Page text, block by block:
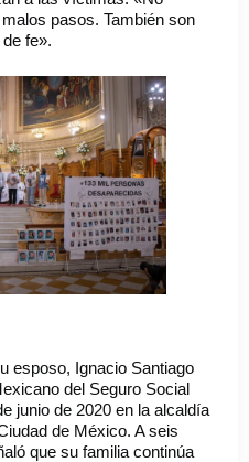
pasos. También son
fe».
esposo, Ignacio Santiago
del Seguro Social
junio de 2020 en la alcaldía
de México. A seis
que su familia continúa